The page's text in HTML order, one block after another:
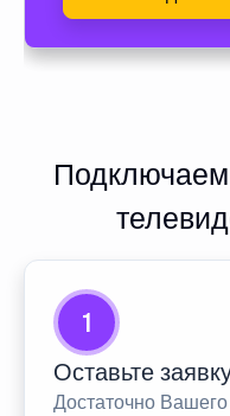
1
Оставьте
Достаточно